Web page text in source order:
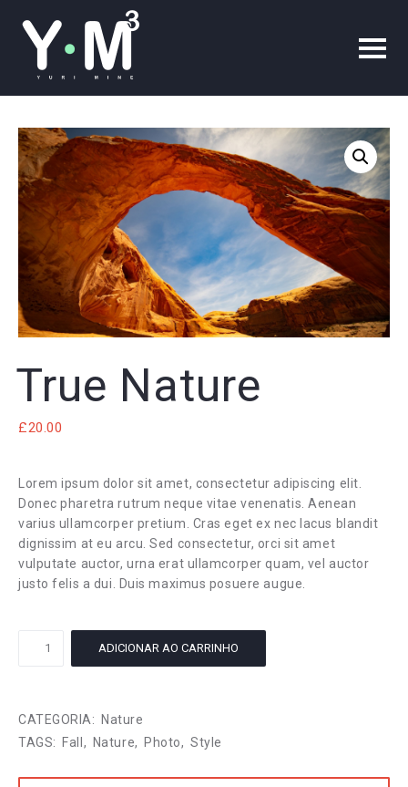
True Nature
£20.00
Lorem ipsum dolor sit amet, consectetur adipiscing elit.
Donec pharetra rutrum neque vitae venenatis. Aenean
varius ullamcorper pretium. Cras eget ex nec lacus blandit
dignissim at eu arcu. Sed consectetur, orci sit amet
vulputate auctor, urna erat ullamcorper quam, vel auctor
justo felis a dui. Duis maximus posuere augue.
ADICIONAR AO CARRINHO
CATEGORIA: Nature
TAGS: Fall, Nature, Photo, Style